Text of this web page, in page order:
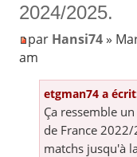
2024/2025.
par Hansi74»
am
etgman74 a
Ça ressemble
de France
matchs jusqu'à